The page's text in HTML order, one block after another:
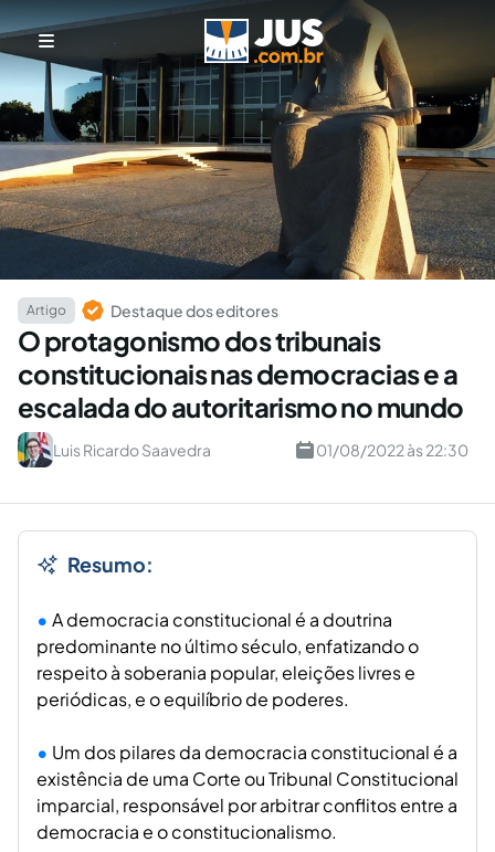
Artigo Destaque dos editores
O protagonismo dos tribunais
constitucionais nas democracias e a
escalada do autoritarismo no mundo
Luis Ricardo Saavedra 01/08/2022 às 22:30
Resumo:
A democracia constitucional é a doutrina
predominante no último século, enfatizando o
respeito à soberania popular, eleições livres e
periódicas, e o equilíbrio de poderes.
Um dos pilares da democracia constitucional é a
existência de uma Corte ou Tribunal Constitucional
imparcial, responsável por arbitrar conflitos entre a
democracia e o constitucionalismo.